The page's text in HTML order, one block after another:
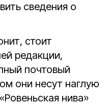
сведения о
стоит
редакции,
почтовый
они несут наглую
нива»